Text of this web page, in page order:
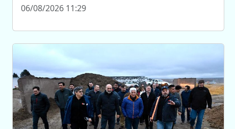
06/08/2026 11:29